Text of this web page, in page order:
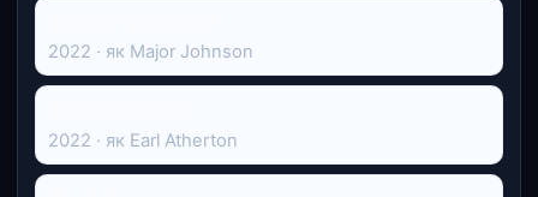
2022 · як Major Johnson
2022 · як Earl Atherton